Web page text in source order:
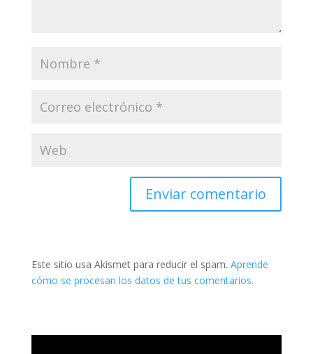
Este sitio usa Akismet para reducir el spam. Aprende
cómo se procesan los datos de tus comentarios.